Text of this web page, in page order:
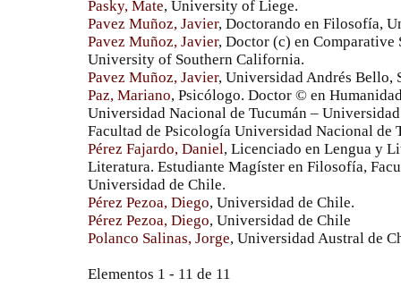
Pasky, Mate, University of Liege.
Pavez Muñoz, Javier, Doctorando en Filosofía,
Pavez Muñoz, Javier, Doctor (c) en
University of Southern California.
Pavez Muñoz, Javier, Universidad Andrés Bello,
Paz, Mariano, Psicólogo. Doctor © en
Universidad Nacional de Tucumán –
Facultad de Psicología Universidad Nacional de
Pérez Fajardo, Daniel, Licenciado en Lengua y
Literatura. Estudiante Magíster en Filosofía,
Universidad de Chile.
Pérez Pezoa, Diego, Universidad de Chile.
Pérez Pezoa, Diego, Universidad de Chile
Polanco Salinas, Jorge, Universidad Austral de
Elementos 1 - 11 de 11